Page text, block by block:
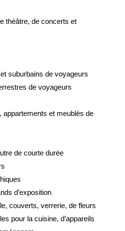
théâtre, de concerts et
suburbains de voyageurs
de voyageurs
et meublés de
de courte durée
d’exposition
couverts, verrerie, de fleurs
pour la cuisine, d’appareils